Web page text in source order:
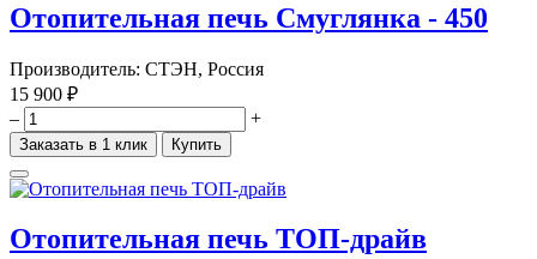
Отопительная печь Смуглянка - 450
Производитель: СТЭН, Россия
15 900 ₽
–
+
Заказать в 1 клик Купить
Отопительная печь ТОП-драйв